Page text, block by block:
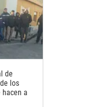
de
los
hacen a